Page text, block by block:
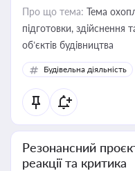
Про що тема: Тема
підготовки, здійснення
об’єктів будівництва
Будівельна діяльність
Резонансний
реакції та критика